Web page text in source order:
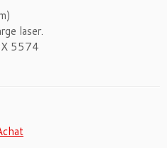
laser.
5574